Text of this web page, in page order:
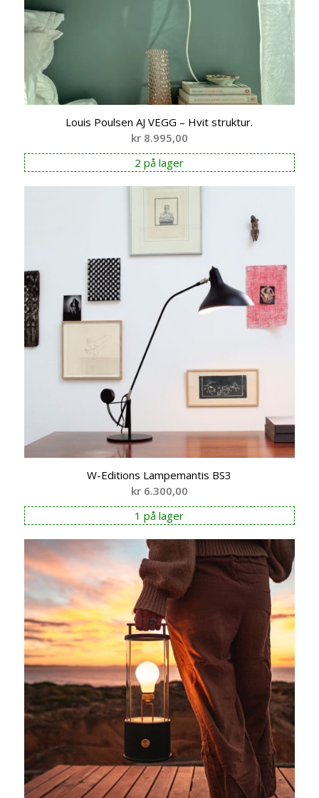
Louis Poulsen AJ VEGG – Hvit struktur.
kr8.995,00
2 på lager
W-Editions Lampemantis BS3
kr6.300,00
1 på lager